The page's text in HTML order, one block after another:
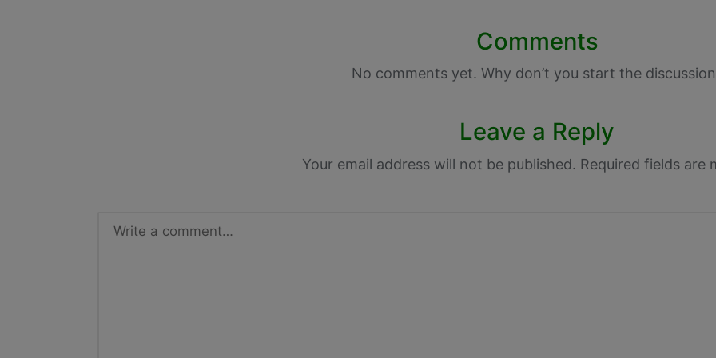
Comments
No comments yet. Why don’t you start the
Leave a Reply
Your email address will not be published. Required fields are